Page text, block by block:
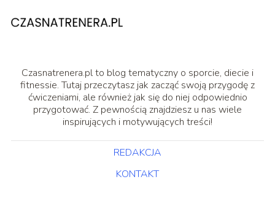
Czasnatrenera.pl to blog tematyczny o sporcie, diecie i
fitnessie. Tutaj przeczytasz jak zacząć swoją przygodę z
ćwiczeniami, ale również jak się do niej odpowiednio
przygotować. Z pewnością znajdziesz u nas wiele
inspirujących i motywujących treści!
REDAKCJA
KONTAKT